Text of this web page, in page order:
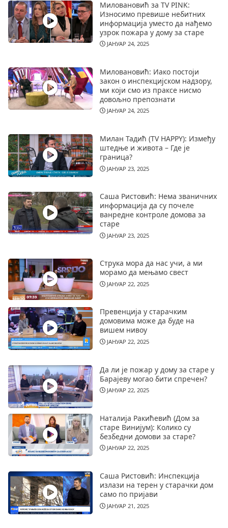
Миловановић за TV PINK:
Износимо превише небитних
информација уместо да нађемо
узрок пожара у дому за старе
ЈАНУАР 24, 2025
Миловановић: Иако постоји
закон о инспекцијском надзору,
ми који смо из праксе нисмо
довољно препознати
ЈАНУАР 24, 2025
Милан Тадић (TV HAPPY): Између
штедње и живота – Где је
граница?
ЈАНУАР 23, 2025
Саша Ристовић: Нема званичних
информација да су почеле
ванредне контроле домова за
старе
ЈАНУАР 23, 2025
Струка мора да нас учи, а ми
морамо да мењамо свест
ЈАНУАР 22, 2025
Превенција у старачким
домовима може да буде на
вишем нивоу
ЈАНУАР 22, 2025
Да ли је пожар у дому за старе у
Барајеву могао бити спречен?
ЈАНУАР 22, 2025
Наталија Ракићевић (Дом за
старе Винијум): Колико су
безбедни домови за старе?
ЈАНУАР 22, 2025
Саша Ристовић: Инспекција
излази на терен у старачки дом
само по пријави
ЈАНУАР 21, 2025